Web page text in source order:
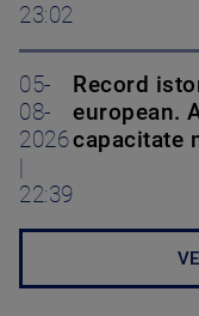
23:02
05-
08-
2026
22:39
Record
european.
capacitate